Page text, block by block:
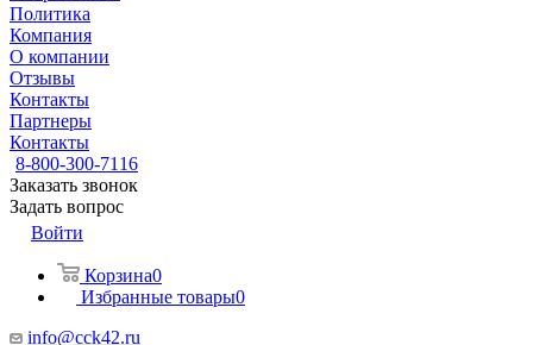
Политика
Компания
О компании
Отзывы
Контакты
Партнеры
Контакты
8-800-300-7116
Заказать звонок
Задать вопрос
Войти
Корзина0
Избранные товары0
info@cck42.ru